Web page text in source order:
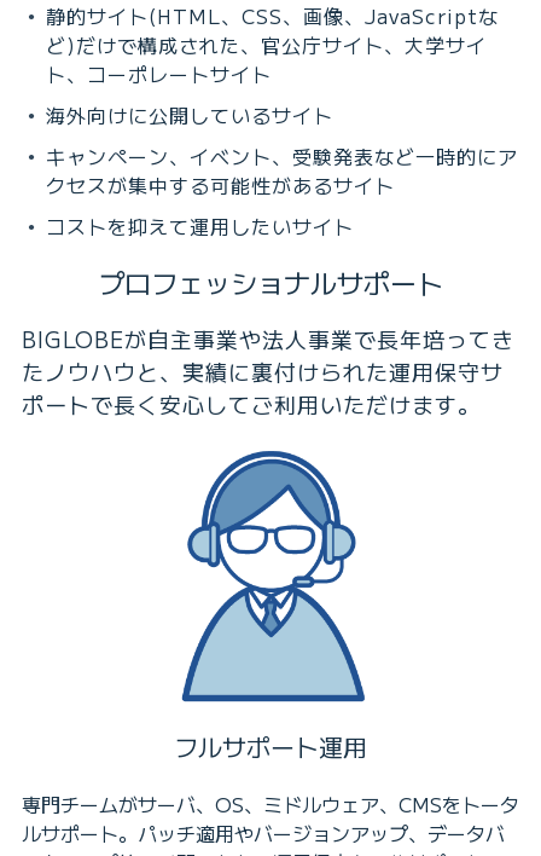
静的サイト(HTML、CSS、画像、JavaScriptな
ど)だけで構成された、官公庁サイト、大学サイ
ト、コーポレートサイト
海外向けに公開しているサイト
キャンペーン、イベント、受験発表など一時的にア
クセスが集中する可能性があるサイト
コストを抑えて運用したいサイト
プロフェッショナルサポート
BIGLOBEが自主事業や法人事業で長年培ってき
たノウハウと、実績に裏付けられた運用保守サ
ポートで長く安心してご利用いただけます。
フルサポート運用
専門チームがサーバ、OS、ミドルウェア、CMSをトータ
ルサポート。パッチ適用やバージョンアップ、データバ